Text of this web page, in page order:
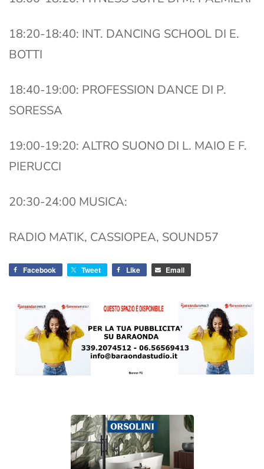
18:20-18:40: INT. DANCING SCHOOL DI E.
BOTTI
18:40-19:00: PROFESSION DANCE DI P.
SORESSA
19:00-19:20: ALTRO SUONO DI L. MAIO E F.
PIERUCCI
20:30-24:00 MUSICA:
RADIO MATIK, CASSIOPEA, SOUND57
Facebook Tweet Like Email